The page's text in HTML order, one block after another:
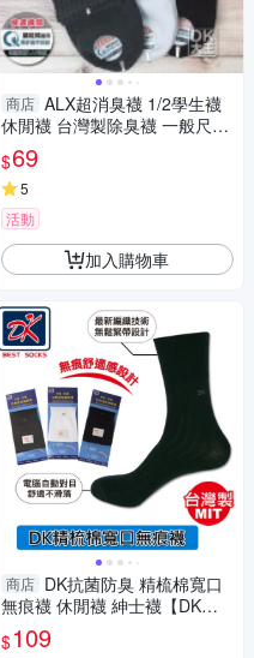
商店 ALX超消臭襪 1/2學生襪
休閒襪 台灣製除臭襪 一般尺寸/
加大尺寸【DK大王】
$69
5
活動
加入購物車
商店 DK抗菌防臭 精梳棉寬口
無痕襪 休閒襪 紳士襪【DK大
王】
$109